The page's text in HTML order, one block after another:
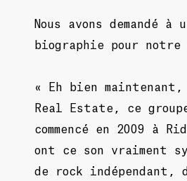
Nous avons demandé
biographie pour notre
« Eh bien
Real Estate, ce
commencé en 2009 à
ont ce son vraiment
de rock indépendant,